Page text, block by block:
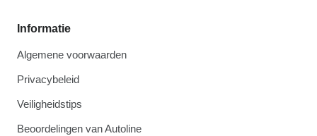
Informatie
Algemene voorwaarden
Privacybeleid
Veiligheidstips
Beoordelingen van Autoline